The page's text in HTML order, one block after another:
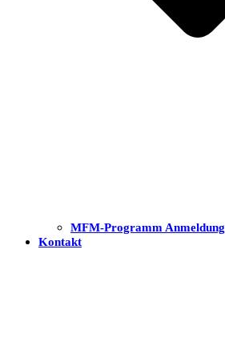
MFM-Programm Anmeldung
Kontakt